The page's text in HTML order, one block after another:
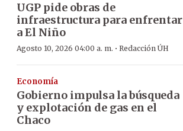
UGP pide obras de
infraestructura para enfrentar
a El Niño
Agosto 10, 2026 04:00 a. m. · Redacción ÚH
Economía
Gobierno impulsa la búsqueda
y explotación de gas en el
Chaco